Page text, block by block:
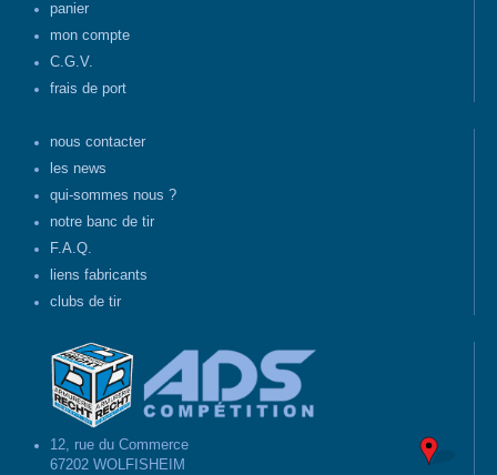
panier
mon compte
C.G.V.
frais de port
nous contacter
les news
qui-sommes nous ?
notre banc de tir
F.A.Q.
liens fabricants
clubs de tir
12, rue du Commerce
67202 WOLFISHEIM